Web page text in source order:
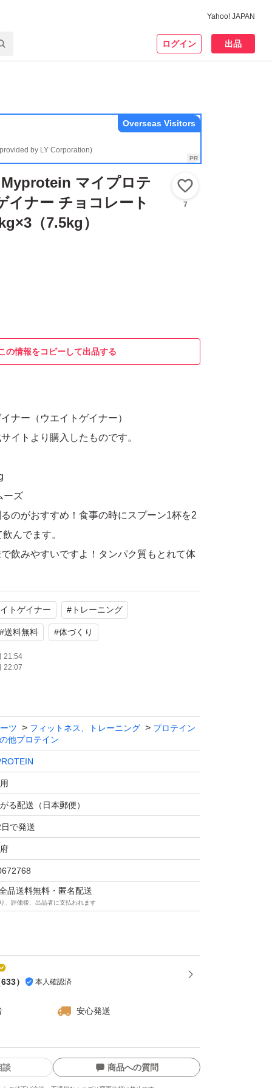
Yahoo! JAPAN
ログイン 出品
by LY Corporation)
Overseas Visitors
Myprotein マイプロテ
イナー チョコレート
（7.5kg）
7
の情報をコピーして出品する
ナー（ウエイトゲイナー）
イトより購入したものです。
ーズ
のがおすすめ！食事の時にスプーン1杯を2
んでます。
飲みやすいですよ！タンパク質もとれて体
いですね！
加用プロテイン。
を増やすことができます。
に付属のスプーン3杯(100g)を加えてお
を31g、炭水化物を50g含有で、388kcal。
て入っています。激しいトレーニング後の
にも最適です。
月以降となっております。
ケージにキズなど付いている場合が御座い
くお願い致します。
トゲイナー # トレーニング
#送料無料 #体づくり
21:54
22:07
ツ フィットネス、トレーニング
プロテイン
他プロテイン
る配送（日本郵便）
で発送
品送料無料・匿名配送
、評価後、出品者に支払われます
633） 本人確認済
安心発送
談 商品への質問